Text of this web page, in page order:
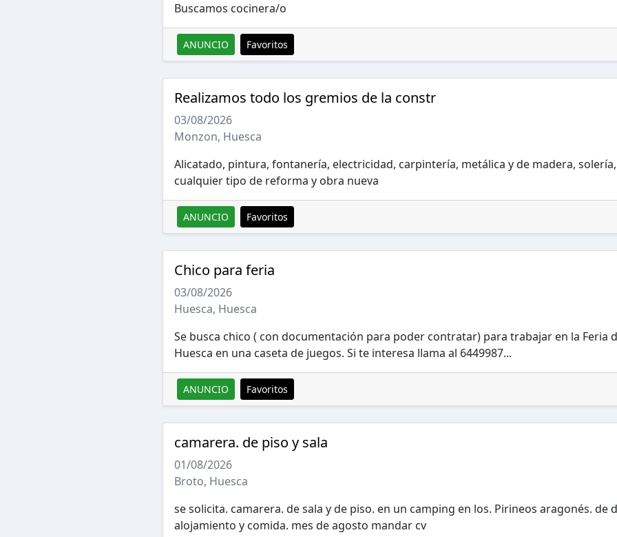
Buscamos cocinera/o
ANUNCIO Favoritos
Realizamos todo los gremios de la constr
03/08/2026
Monzon, Huesca
Alicatado, pintura, fontanería, electricidad, carpintería, metálica y de madera, solería,
cualquier tipo de reforma y obra nueva
ANUNCIO Favoritos
Chico para feria
03/08/2026
Huesca, Huesca
Se busca chico ( con documentación para poder contratar) para trabajar en la Feria
Huesca en una caseta de juegos. Si te interesa llama al 6449987...
ANUNCIO Favoritos
camarera. de piso y sala
01/08/2026
Broto, Huesca
se solicita. camarera. de sala y de piso. en un camping en los. Pirineos aragonés. de
alojamiento y comida. mes de agosto mandar cv